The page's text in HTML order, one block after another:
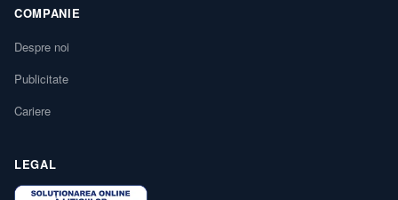
COMPANIE
Despre noi
Publicitate
Cariere
LEGAL